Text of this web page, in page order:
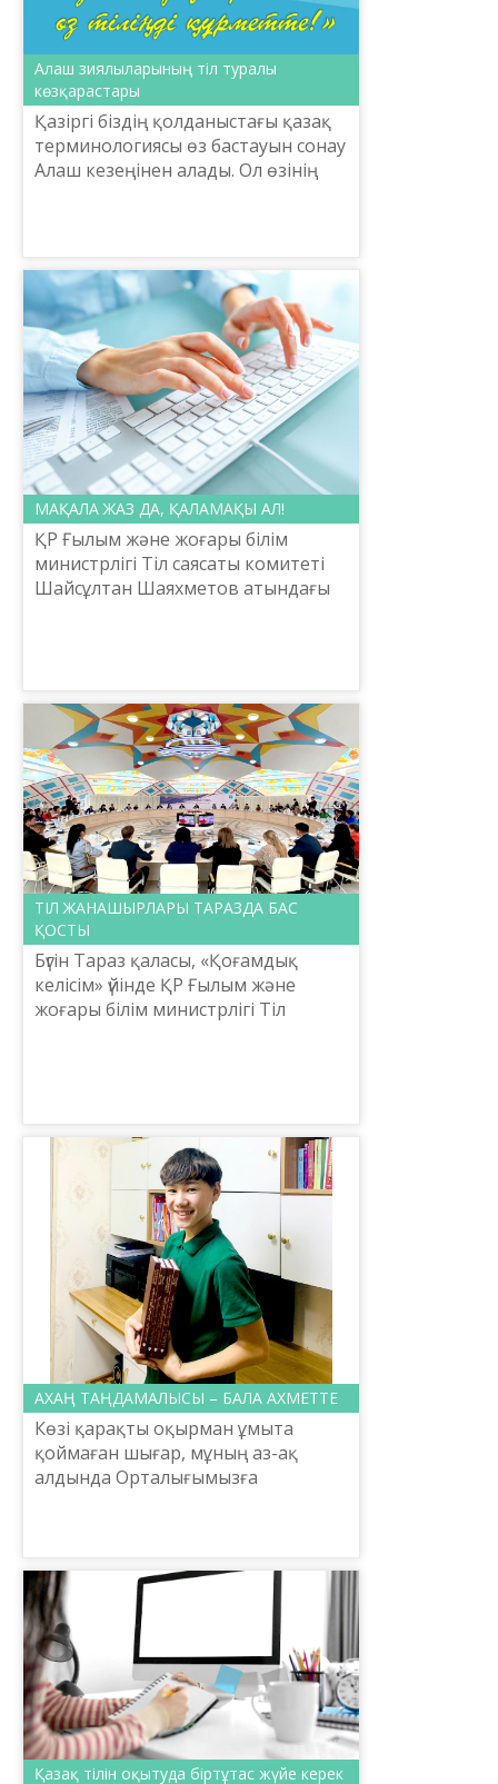
Алаш зиялыларының тіл туралы
көзқарастары
Қазіргі біздің қолданыстағы қазақ
терминологиясы өз бастауын сонау
Алаш кезеңінен алады. Ол өзінің
МАҚАЛА ЖАЗ ДА, ҚАЛАМАҚЫ АЛ!
ҚР Ғылым және жоғары білім
министрлігі Тіл саясаты комитеті
Шайсұлтан Шаяхметов атындағы
ТІЛ ЖАНАШЫРЛАРЫ ТАРАЗДА БАС
ҚОСТЫ
Бүгін Тараз қаласы, «Қоғамдық
келісім» үйінде ҚР Ғылым және
жоғары білім министрлігі Тіл
АХАҢ ТАҢДАМАЛЫСЫ – БАЛА АХМЕТТЕ
Көзі қарақты оқырман ұмыта
қоймаған шығар, мұның аз-ақ
алдында Орталығымызға
екен...
Қазақ тілін оқытуда біртұтас жүйе керек